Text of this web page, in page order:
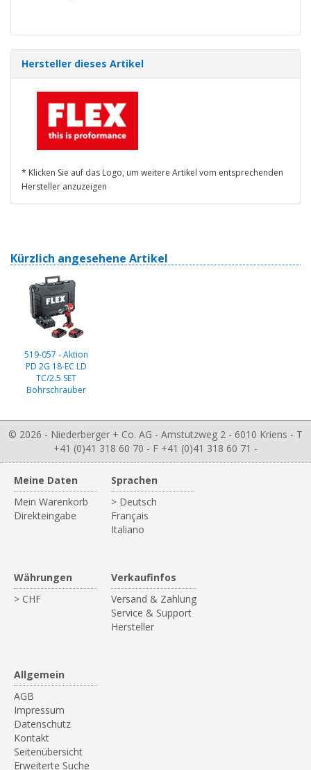
Hersteller dieses Artikel
* Klicken Sie auf das Logo, um weitere Artikel vom entsprechenden
Hersteller anzuzeigen
Kürzlich angesehene Artikel
519-057 - Aktion
PD 2G 18-EC LD
TC/2.5 SET
Bohrschrauber
© 2026 - Niederberger + Co. AG - Amstutzweg 2 - 6010 Kriens - T
+41 (0)41 318 60 70 - F +41 (0)41 318 60 71 -
Meine Daten
Mein Warenkorb
Direkteingabe
Sprachen
> Deutsch
Français
Italiano
Währungen
> CHF
Verkaufinfos
Versand & Zahlung
Service & Support
Hersteller
Allgemein
AGB
Impressum
Datenschutz
Kontakt
Seitenübersicht
Erweiterte Suche